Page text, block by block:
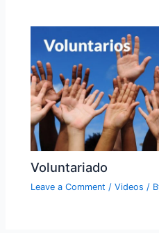
Voluntariado
Leave a Comment /Videos /